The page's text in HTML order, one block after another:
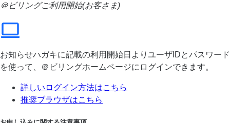
＠ビリングご利用開始(お客さま)
お知らせハガキに記載の利用開始日よりユーザIDとパスワード
を使って、＠ビリングホームページにログインできます。
詳しいログイン方法はこちら
推奨ブラウザはこちら